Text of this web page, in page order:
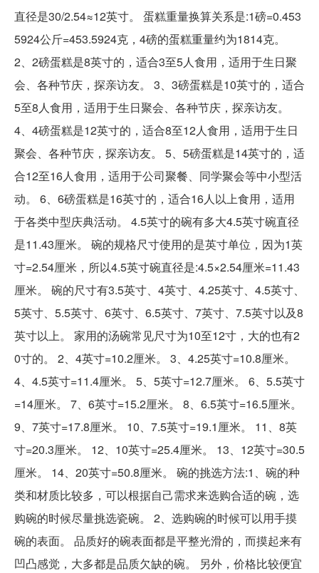
直径是30/2.54≈12英寸。 蛋糕重量换算关系是:1磅=0.453
5924公斤=453.5924克，4磅的蛋糕重量约为1814克。
2、2磅蛋糕是8英寸的，适合3至5人食用，适用于生日聚
会、各种节庆，探亲访友。 3、3磅蛋糕是10英寸的，适合
5至8人食用，适用于生日聚会、各种节庆，探亲访友。
4、4磅蛋糕是12英寸的，适合8至12人食用，适用于生日
聚会、各种节庆，探亲访友。 5、5磅蛋糕是14英寸的，适
合12至16人食用，适用于公司聚餐、同学聚会等中小型活
动。 6、6磅蛋糕是16英寸的，适合16人以上食用，适用
于各类中型庆典活动。 4.5英寸的碗有多大4.5英寸碗直径
是11.43厘米。 碗的规格尺寸使用的是英寸单位，因为1英
寸=2.54厘米，所以4.5英寸碗直径是:4.5×2.54厘米=11.43
厘米。 碗的尺寸有3.5英寸、4英寸、4.25英寸、4.5英寸、
5英寸、5.5英寸、6英寸、6.5英寸、7英寸、7.5英寸以及8
英寸以上。 家用的汤碗常见尺寸为10至12寸，大的也有2
0寸的。 2、4英寸=10.2厘米。 3、4.25英寸=10.8厘米。
4、4.5英寸=11.4厘米。 5、5英寸=12.7厘米。 6、5.5英寸
=14厘米。 7、6英寸=15.2厘米。 8、6.5英寸=16.5厘米。
9、7英寸=17.8厘米。 10、7.5英寸=19.1厘米。 11、8英
寸=20.3厘米。 12、10英寸=25.4厘米。 13、12英寸=30.5
厘米。 14、20英寸=50.8厘米。 碗的挑选方法:1、碗的种
类和材质比较多，可以根据自己需求来选购合适的碗，选
购碗的时候尽量挑选瓷碗。 2、选购碗的时候可以用手摸
碗的表面。 品质好的碗表面都是平整光滑的，而摸起来有
凹凸感觉，大多都是品质欠缺的碗。 另外，价格比较便宜